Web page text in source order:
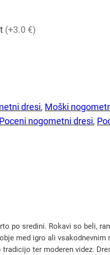
(+3.0 €)
dresi, Moški
Poceni nogometni dresi,
po sredini. Rokavi so beli,
med igro ali
ter moderen videz.